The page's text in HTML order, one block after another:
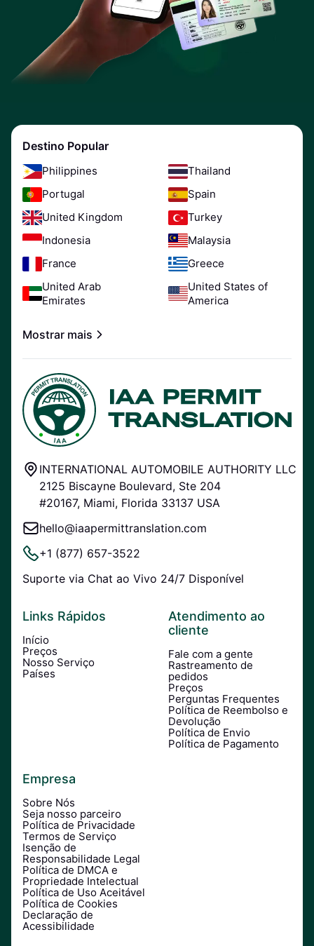
Destino Popular
Philippines
Thailand
Portugal
Spain
United Kingdom
Turkey
Indonesia
Malaysia
France
Greece
United Arab
Emirates
United States of
America
Mostrar mais
INTERNATIONAL AUTOMOBILE AUTHORITY LLC
2125 Biscayne Boulevard, Ste 204
#20167, Miami, Florida 33137 USA
hello@iaapermittranslation.com
+1 (877) 657-3522
Suporte via Chat ao Vivo 24/7 Disponível
Links Rápidos
Início
Preços
Nosso Serviço
Países
Atendimento ao
cliente
Fale com a gente
Rastreamento de
pedidos
Preços
Perguntas Frequentes
Política de Reembolso e
Devolução
Política de Envio
Política de Pagamento
Empresa
Sobre Nós
Seja nosso parceiro
Política de Privacidade
Termos de Serviço
Isenção de
Responsabilidade Legal
Política de DMCA e
Propriedade Intelectual
Política de Uso Aceitável
Política de Cookies
Declaração de
Acessibilidade